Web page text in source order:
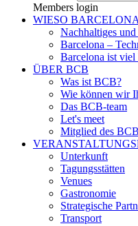
Members login
WIESO
Nachhaltiges
Barcelona –
Barcelona ist
ÜBER BCB
Was ist BCB?
Wie können wir
Das BCB-team
Let's meet
Mitglied des BCB
Unterkunft
Tagungsstätten
Venues
Gastronomie
Strategische
Transport